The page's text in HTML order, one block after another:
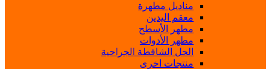
مناديل مطهرة
معقم اليدين
مطهر الأسطح
مطهر الأدوات
الحل الشافطة الجراحية
منتجات اخرى